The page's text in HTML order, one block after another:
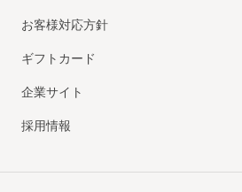
お客様対応方針
ギフトカード
企業サイト
採用情報